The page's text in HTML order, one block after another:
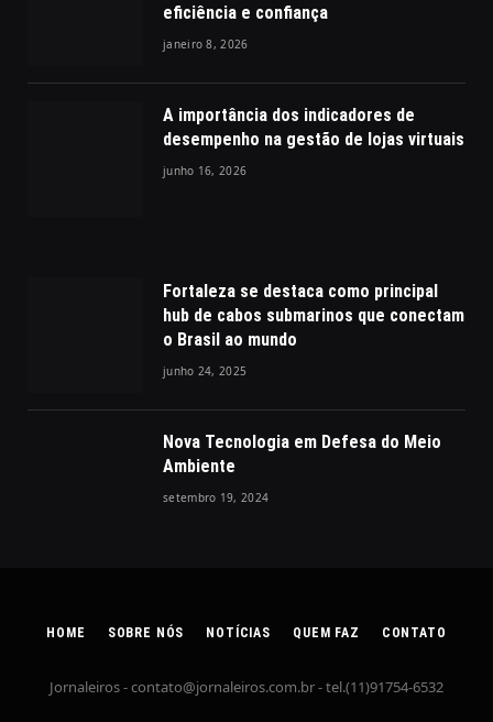
eficiência e confiança
janeiro 8, 2026
A importância dos indicadores de
desempenho na gestão de lojas virtuais
junho 16, 2026
Fortaleza se destaca como principal
hub de cabos submarinos que conectam
o Brasil ao mundo
junho 24, 2025
Nova Tecnologia em Defesa do Meio
Ambiente
setembro 19, 2024
HOME SOBRE NÓS NOTÍCIAS QUEM FAZ CONTATO
Jornaleiros -contato@jornaleiros.com.br- tel.(11)91754-6532